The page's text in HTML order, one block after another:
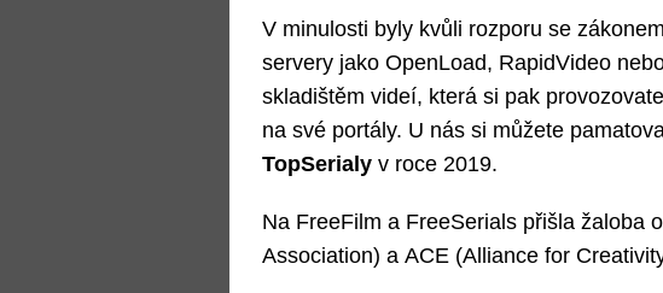
V minulosti byly kvůli rozporu se
servery jako OpenLoad, RapidVideo
skladištěm videí, která si pak
na své portály. U nás si můžete
TopSerialyv roce 2019.
Na FreeFilm a FreeSerials přišla žaloba
Association) a ACE (Alliance for